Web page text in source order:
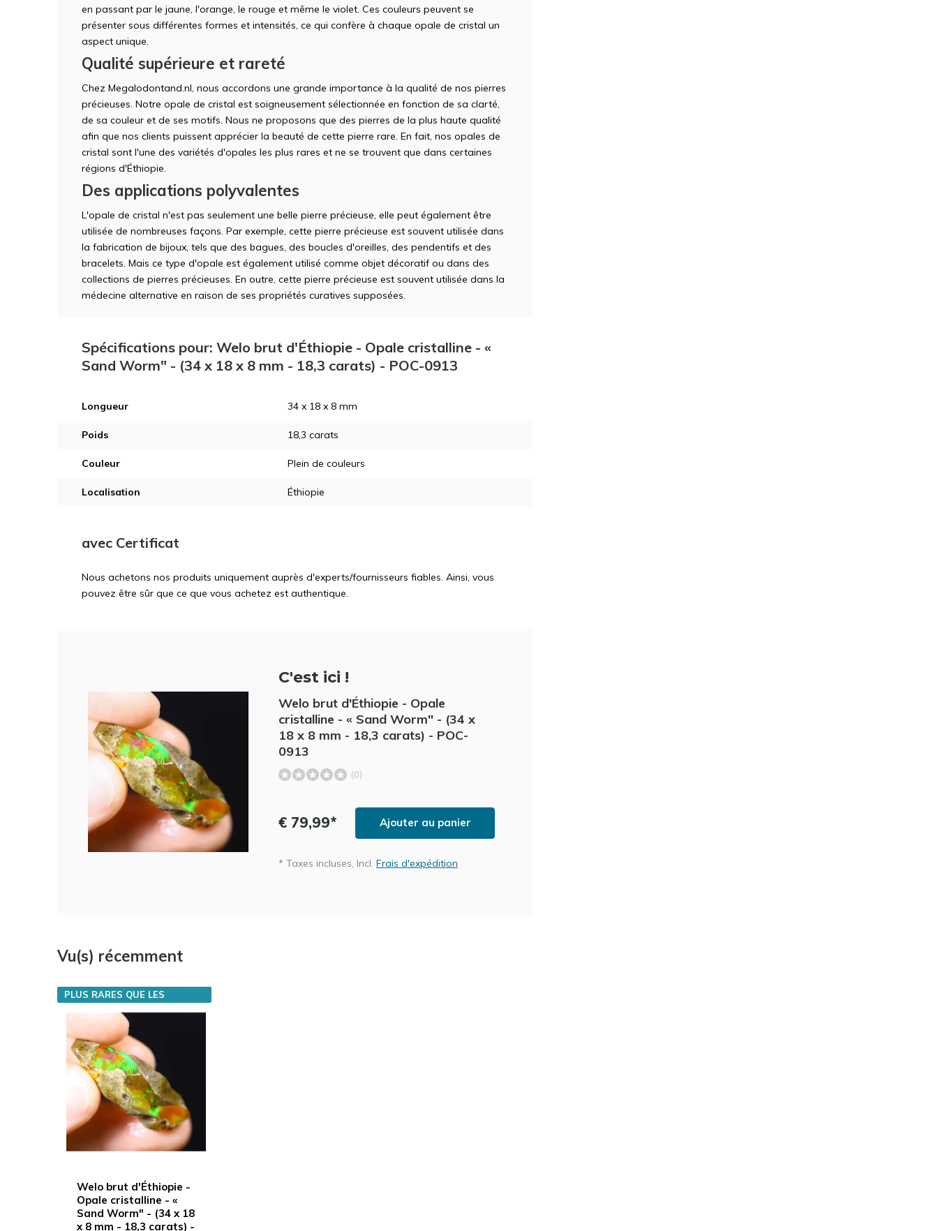
en passant par le jaune, l'orange, le rouge et même le violet. Ces couleurs peuvent se
présenter sous différentes formes et intensités, ce qui confère à chaque opale de cristal un
aspect unique.
Qualité supérieure et rareté
Chez Megalodontand.nl, nous accordons une grande importance à la qualité de nos pierres
précieuses. Notre opale de cristal est soigneusement sélectionnée en fonction de sa clarté,
de sa couleur et de ses motifs. Nous ne proposons que des pierres de la plus haute qualité
afin que nos clients puissent apprécier la beauté de cette pierre rare. En fait, nos opales de
cristal sont l'une des variétés d'opales les plus rares et ne se trouvent que dans certaines
régions d'Éthiopie.
Des applications polyvalentes
L'opale de cristal n'est pas seulement une belle pierre précieuse, elle peut également être
utilisée de nombreuses façons. Par exemple, cette pierre précieuse est souvent utilisée dans
la fabrication de bijoux, tels que des bagues, des boucles d'oreilles, des pendentifs et des
bracelets. Mais ce type d'opale est également utilisé comme objet décoratif ou dans des
collections de pierres précieuses. En outre, cette pierre précieuse est souvent utilisée dans la
médecine alternative en raison de ses propriétés curatives supposées.
Spécifications pour: Welo brut d'Éthiopie - Opale cristalline - «
Sand Worm" - (34 x 18 x 8 mm - 18,3 carats) - POC-0913
Longueur 34 x 18 x 8 mm
Poids 18,3 carats
Couleur Plein de couleurs
Localisation Éthiopie
avec Certificat
Nous achetons nos produits uniquement auprès d'experts/fournisseurs fiables. Ainsi, vous
pouvez être sûr que ce que vous achetez est authentique.
C'est ici !
Welo brut d'Éthiopie - Opale
cristalline - « Sand Worm" - (34 x
18 x 8 mm - 18,3 carats) - POC-
0913
(0)
€ 79,99* Ajouter au panier
* Taxes incluses, Incl. Frais d'expédition
Vu(s) récemment
Welo brut d'Éthiopie -
Opale cristalline - «
Sand Worm" - (34 x 18
x 8 mm - 18,3 carats) -
PLUS RARES QUE LES